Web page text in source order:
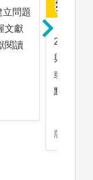
立問題
文獻
閱讀
2.概念分
與語法
或建立
點的說服
版權:東